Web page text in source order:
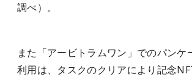
調べ）。
また「アービトラムワン」でのパンケ
利用は、タスクのクリアにより記念